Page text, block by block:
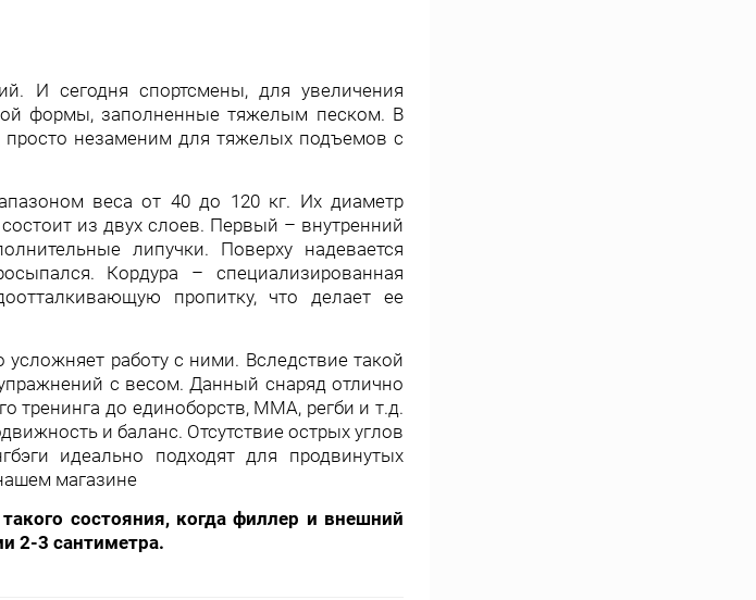
И сегодня спортсмены, для увеличения
формы, заполненные тяжелым песком. В
просто незаменим для тяжелых подъемов с
веса от 40 до 120 кг. Их диаметр
из двух слоев. Первый – внутренний
липучки. Поверху надевается
Кордура – специализированная
пропитку, что делает ее
усложняет работу с ними. Вследствие такой
с весом. Данный снаряд отлично
тренинга до единоборств, ММА, регби и т.д.
и баланс. Отсутствие острых углов
идеально подходят для продвинутых
магазине
состояния, когда филлер и внешний
2-3 сантиметра.